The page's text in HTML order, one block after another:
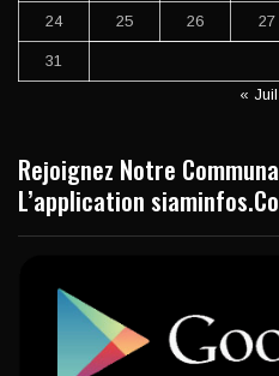
24 25 26 27
31
« Juil
Rejoignez Notre
L’application